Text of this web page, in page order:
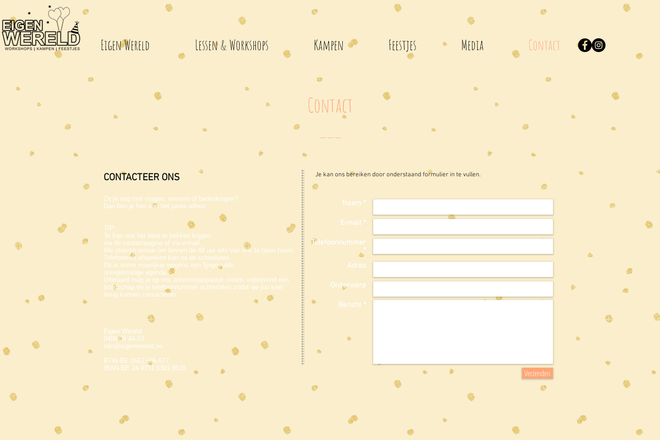
Eigen Wereld Lessen & Workshops Kampen Feestjes Media Contact
Contact
CONTACTEER ONS
Zit je nog met vragen, wensen of bedenkingen?
Dan ben je hier aan het juiste adres!
TIP:
Je kan ons het best te pakken krijgen
via de contactpagina of via e-mail.
We streven ernaar om binnen de 48 uur iets van ons te laten horen.
Telefonisch afspreken kan na de schooluren.
Dit is soms moeilijker wegens een fijngevulde,
onregelmatige agenda.
Uiteraard mag je op ons antwoordapparaat steeds vrijblijvend een
boodschap en je telefoonnummer achterlaten zodat we jou snel
terug kunnen contacteren.
Eigen Wereld
0498 08 44 53
info@eigenwereld.be
BTW-BE 0662.686.677
IBAN BE 24 9731 6301 8638
Je kan ons bereiken door onderstaand formulier in te vullen.
Naam *
E-mail *
Telefoonnummer
*
Adres
Onderwerp
Bericht *
Verzenden